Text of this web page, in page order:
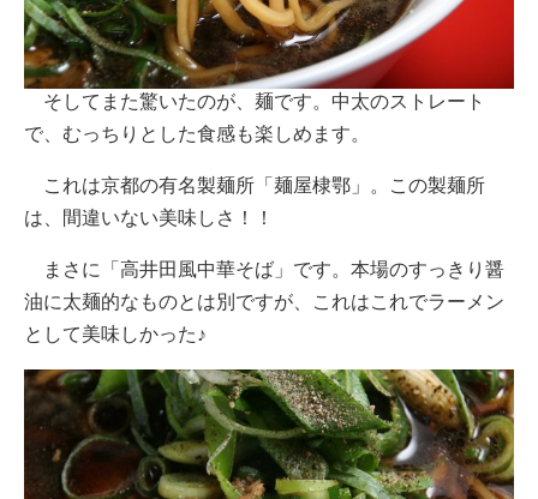
そしてまた驚いたのが、麺です。中太のストレート
で、むっちりとした食感も楽しめます。
これは京都の有名製麺所「麺屋棣鄂」。この製麺所
は、間違いない美味しさ！！
まさに「高井田風中華そば」です。本場のすっきり醤
油に太麺的なものとは別ですが、これはこれでラーメン
として美味しかった♪